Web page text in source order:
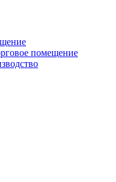
помещение